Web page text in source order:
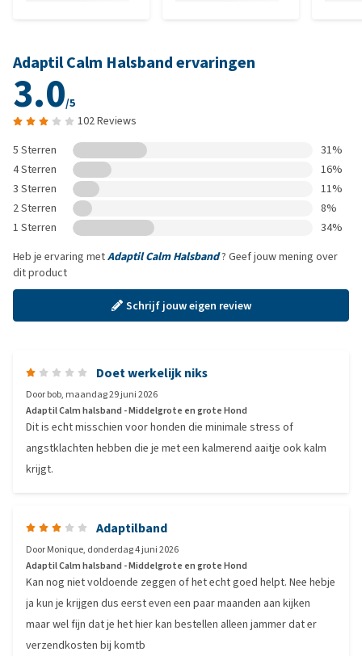
Adaptil Calm Halsband ervaringen
3.0/5
102 Reviews
5 Sterren
31%
4 Sterren
16%
3 Sterren
11%
2 Sterren
8%
1 Sterren
34%
Heb je ervaring metAdaptil Calm Halsband? Geef jouw mening over
dit product
Schrijf jouw eigen review
Doet werkelijk niks
Doorbob, maandag 29 juni 2026
Adaptil Calm halsband - Middelgrote en grote Hond
Dit is echt misschien voor honden die minimale stress of
angstklachten hebben die je met een kalmerend aaitje ook kalm
krijgt.
Adaptilband
DoorMonique, donderdag 4 juni 2026
Adaptil Calm halsband - Middelgrote en grote Hond
Kan nog niet voldoende zeggen of het echt goed helpt. Nee hebje
ja kun je krijgen dus eerst even een paar maanden aan kijken
maar wel fijn dat je het hier kan bestellen alleen jammer dat er
verzendkosten bij komtb